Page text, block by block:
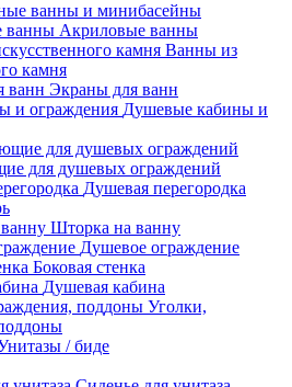
ванны и минибасейны
Акриловые ванны
Ванны из
камня
Экраны для ванн
Душевые кабины и
для душевых ограждений
Душевая перегородка
Шторка на ванну
Душевое ограждение
Боковая стенка
Душевая кабина
Уголки,
/ биде